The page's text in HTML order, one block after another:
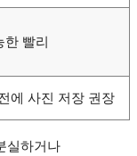
한 빨리
에 사진 저장 권장
실하거나